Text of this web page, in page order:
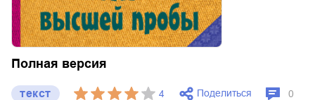
Полная версия
текст 4 Поделиться 0